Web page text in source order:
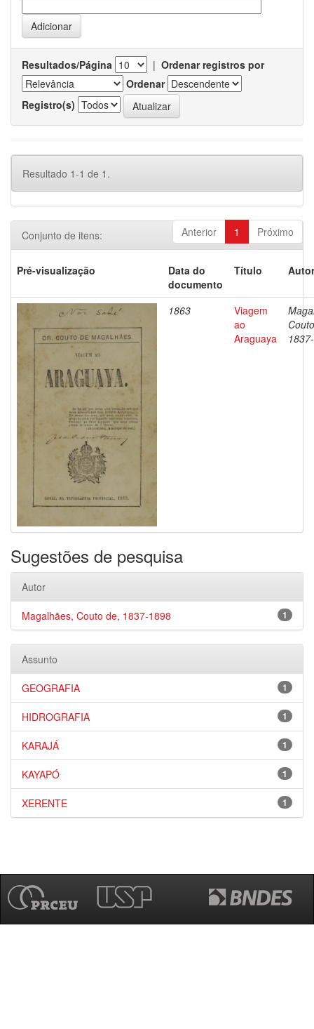
Resultados/Página | Ordenar registros por
Ordenar
Registro(s)
Resultado 1-1 de 1.
Anterior 1 Próximo
Conjunto de itens:
Pré-visualização
Data do
documento
Título
1863
Viagem
ao
Araguaya
Sugestões de pesquisa
Autor
1
Magalhães, Couto de, 1837-1898
Assunto
1
GEOGRAFIA
1
HIDROGRAFIA
1
KARAJÁ
1
KAYAPÓ
1
XERENTE